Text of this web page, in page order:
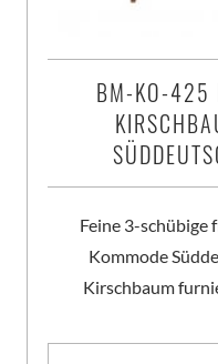
BM-KO-425
Feine 3-schübige
Kommode
Kirschbaum